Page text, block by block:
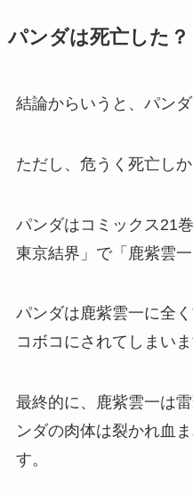
パンダは死亡した？
結論からいうと、パン
ただし、危うく死亡し
パンダはコミックス21
東京結界」で「鹿紫雲一
パンダは鹿紫雲一に全
コボコにされてしまいま
最終的に、鹿紫雲一は
ンダの肉体は裂かれ血
す。